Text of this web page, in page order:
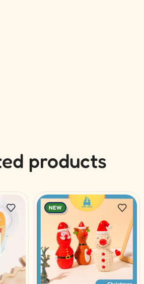
products
NEW